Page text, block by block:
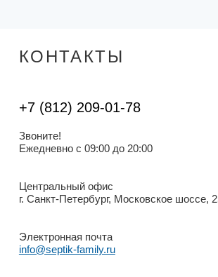
КОНТАКТЫ
+7 (812) 209-01-78
Звоните!
Ежедневно с 09:00 до 20:00
Центральный офис
г. Санкт-Петербург, Московское шоссе,
Электронная почта
info@septik-family.ru